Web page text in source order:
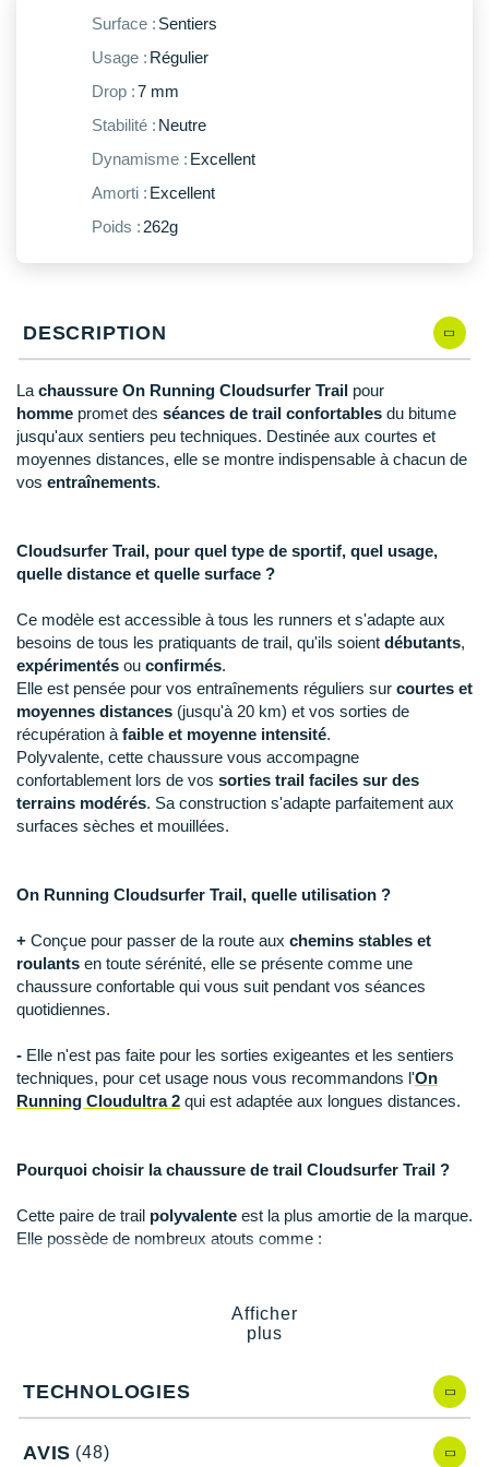
Surface : Sentiers
Usage : Régulier
Drop :7 mm
Stabilité : Neutre
Dynamisme : Excellent
Amorti : Excellent
Poids : 262g
DESCRIPTION
La chaussure On Running Cloudsurfer Trail pour
homme promet des séances de trail confortables du bitume
jusqu'aux sentiers peu techniques. Destinée aux courtes et
moyennes distances, elle se montre indispensable à chacun de
vos entraînements.
Cloudsurfer Trail, pour quel type de sportif, quel usage,
quelle distance et quelle surface ?
Ce modèle est accessible à tous les runners et s'adapte aux
besoins de tous les pratiquants de trail, qu'ils soient débutants,
expérimentés ou confirmés.
Elle est pensée pour vos entraînements réguliers sur courtes et
moyennes distances (jusqu'à 20 km) et vos sorties de
récupération à faible et moyenne intensité.
Polyvalente, cette chaussure vous accompagne
confortablement lors de vos sorties trail faciles sur des
terrains modérés. Sa construction s'adapte parfaitement aux
surfaces sèches et mouillées.
On Running Cloudsurfer Trail, quelle utilisation ?
+ Conçue pour passer de la route aux chemins stables et
roulants en toute sérénité, elle se présente comme une
chaussure confortable qui vous suit pendant vos séances
quotidiennes.
- Elle n'est pas faite pour les sorties exigeantes et les sentiers
techniques, pour cet usage nous vous recommandons l'On
Running Cloudultra 2 qui est adaptée aux longues distances.
Pourquoi choisir la chaussure de trail Cloudsurfer Trail ?
Cette paire de trail polyvalente est la plus amortie de la marque.
Elle possède de nombreux atouts comme :
et dense pour des atterrissages
en douceur et un bon retour d'énergie
adhérence sur les
La géométrie de la plateforme qui promet une bonne
L'ajustement précis : la tige enveloppe bien votre pied
Afficher
plus
TECHNOLOGIES
AVIS (48)
DÉSTOCKAGE
+ Voir tous les accessoires
NNormal
Petzl
Puma
Raidlight
Salomon
Saucony
Saxx
Scarpa
Scott
Shokz
Smoon
Speedo
Suunto
The North Face
Under Armour
Withings